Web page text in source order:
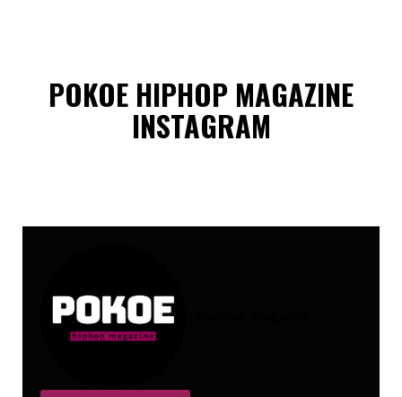
POKOE HIPHOP MAGAZINE
INSTAGRAM